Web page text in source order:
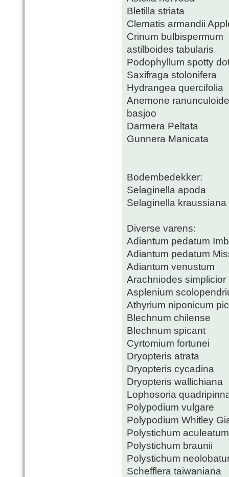
Bletilla striata
Clematis armandii
Crinum bulbispermum
astilboides tabularis
Podophyllum spotty
Saxifraga stolonifera
Hydrangea quercifolia
Anemone
basjoo
Darmera Peltata
Gunnera Manicata
Bodembedekker:
Selaginella apoda
Selaginella kraussiana
Diverse varens:
Adiantum pedatum
Adiantum pedatum
Adiantum venustum
Arachniodes simplicior
Asplenium
Athyrium niponicum
Blechnum chilense
Blechnum spicant
Cyrtomium fortunei
Dryopteris atrata
Dryopteris cycadina
Dryopteris wallichiana
Lophosoria
Polypodium vulgare
Polypodium Whitley
Polystichum aculeatum
Polystichum braunii
Polystichum
Schefflera taiwaniana